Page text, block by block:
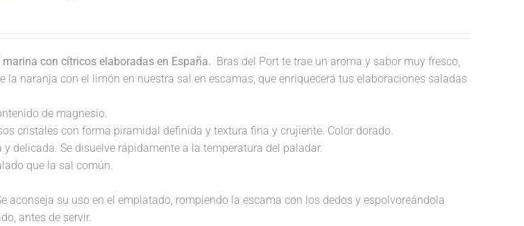
con cítricos elaboradas en España. Bras del Port te trae un aroma y sabor muy fresco,
la naranja con el limón en nuestra sal en escamas, que enriquecerá tus elaboraciones saladas
de magnesio.
cristales con forma piramidal definida y textura fina y crujiente. Color dorado.
y delicada. Se disuelve rápidamente a la temperatura del paladar.
que la sal común.
aconseja su uso en el emplatado, rompiendo la escama con los dedos y espolvoreándola
antes de servir.